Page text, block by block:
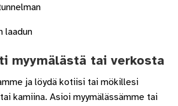
laadun
myymälästä tai verkosta
ja löydä kotiisi tai mökillesi
kamiina. Asioi myymälässämme tai